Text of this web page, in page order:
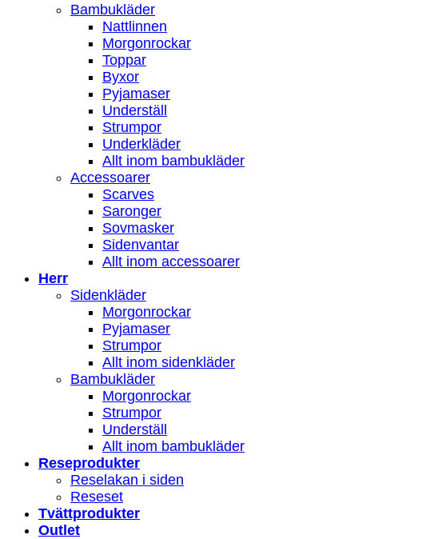
Bambukläder
Nattlinnen
Morgonrockar
Toppar
Byxor
Pyjamaser
Underställ
Strumpor
Underkläder
Allt inom bambukläder
Accessoarer
Scarves
Saronger
Sovmasker
Sidenvantar
Allt inom accessoarer
Herr
Sidenkläder
Morgonrockar
Pyjamaser
Strumpor
Allt inom sidenkläder
Bambukläder
Morgonrockar
Strumpor
Underställ
Allt inom bambukläder
Reseprodukter
Reselakan i siden
Reseset
Tvättprodukter
Outlet